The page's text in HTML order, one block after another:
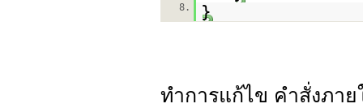
8. }
ทำการแก้ไข คำสั่งภา